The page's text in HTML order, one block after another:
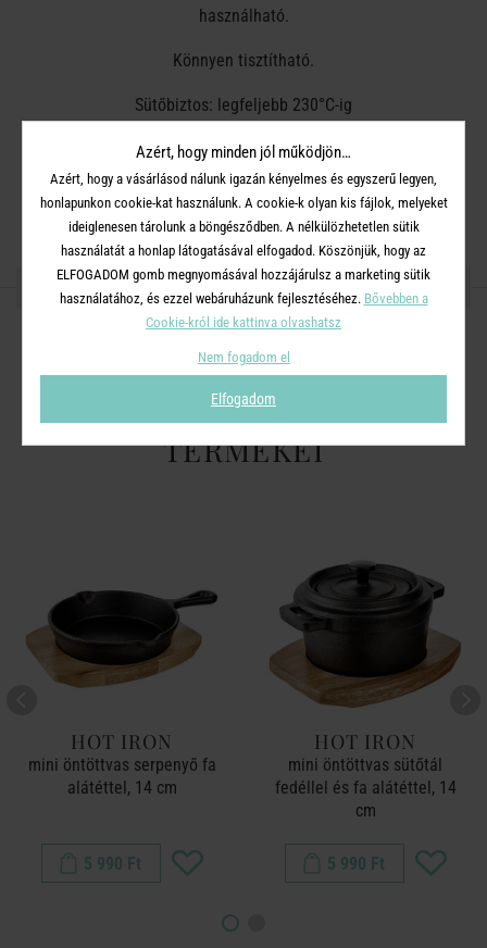
használható.
Könnyen tisztítható.
Sütőbiztos: legfeljebb 230°C-ig
Mosogatógépben nem mosható. Mikrohullámú sütőben nem
használható. Az öntöttvas edény bármilyen főzőlapon
használható.
OSZD MEG MÁSOKKAL!
A TERMÉKCSALÁD TOVÁBBI
TERMÉKEI
HOT IRON
mini öntöttvas serpenyő fa
alátéttel, 14 cm
5 990 Ft
HOT IRON
mini öntöttvas sütőtál
fedéllel és fa alátéttel, 14
cm
5 990 Ft
Azért, hogy minden jól működjön…
Azért, hogy a vásárlásod nálunk igazán kényelmes és egyszerű legyen,
honlapunkon cookie-kat használunk. A cookie-k olyan kis fájlok, melyeket
ideiglenesen tárolunk a böngésződben. A nélkülözhetetlen sütik
használatát a honlap látogatásával elfogadod. Köszönjük, hogy az
ELFOGADOM gomb megnyomásával hozzájárulsz a marketing sütik
használatához, és ezzel webáruházunk fejlesztéséhez. Bővebben a
Cookie-król ide kattinva olvashatsz
Nem fogadom el
Elfogadom